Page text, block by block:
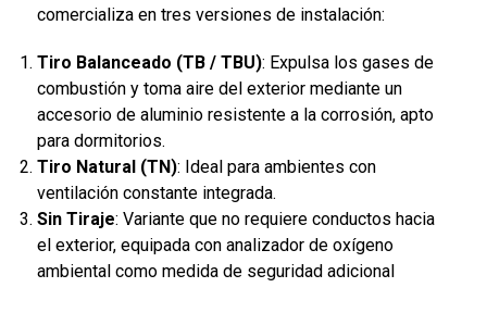
comercializa en tres versiones de instalación:
Tiro Balanceado (TB / TBU): Expulsa los gases de
combustión y toma aire del exterior mediante un
accesorio de aluminio resistente a la corrosión, apto
para dormitorios.
Tiro Natural (TN): Ideal para ambientes con
ventilación constante integrada.
Sin Tiraje: Variante que no requiere conductos hacia
el exterior, equipada con analizador de oxígeno
ambiental como medida de seguridad adicional